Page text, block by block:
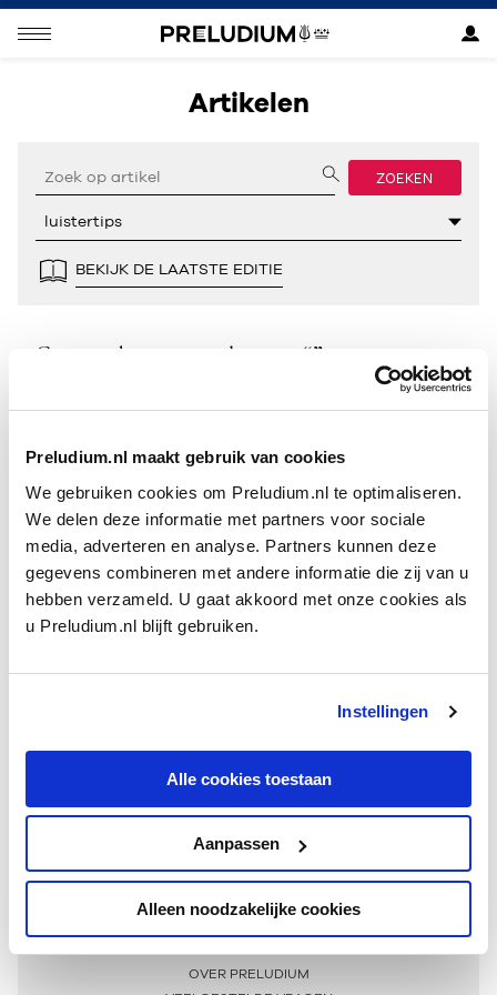
Preludium.nl maakt gebruik van cookies
We gebruiken cookies om Preludium.nl te optimaliseren.
We delen deze informatie met partners voor sociale
media, adverteren en analyse. Partners kunnen deze
gegevens combineren met andere informatie die zij van u
hebben verzameld. U gaat akkoord met onze cookies als
u Preludium.nl blijft gebruiken.
Instellingen
Alle cookies toestaan
Aanpassen
Alleen noodzakelijke cookies
Artikelen
ZOEKEN
BEKIJK DE LAATSTE EDITIE
Geen resultaten gevonden voor “”.
Meer informatie
OVER PRELUDIUM